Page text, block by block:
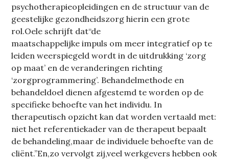
psychotherapieopleidingen en de structuur van de
geestelijke gezondheidszorg hierin een grote
rol.Oele schrijft dat“de
maatschappelijke impuls om meer integratief op te
leiden weerspiegeld wordt in de uitdrukking ‘zorg
op maat’ en de veranderingen richting
‘zorgprogrammering’. Behandelmethode en
behandeldoel dienen afgestemd te worden op de
specifieke behoefte van het individu. In
therapeutisch opzicht kan dat worden vertaald met:
niet het referentiekader van de therapeut bepaalt
de behandeling,maar de individuele behoefte van de
cliënt.”En,zo vervolgt zij,veel werkgevers hebben ook